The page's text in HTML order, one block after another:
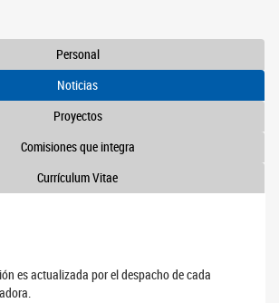
Personal
Noticias
Proyectos
Comisiones que integra
Currículum Vitae
es actualizada por el despacho de cada